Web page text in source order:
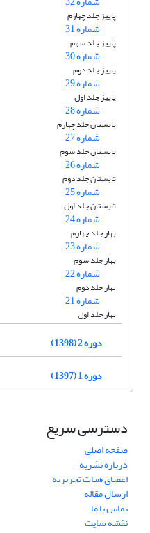
پاییز جلد چهارم
شماره 31
پاییز جلد سوم
شماره 30
پاییز جلد دوم
شماره 29
پاییز جلد اول
شماره 28
تابستان جلد چهارم
شماره 27
تابستان جلد سوم
شماره 26
تابستان جلد دوم
شماره 25
تابستان جلد اول
شماره 24
بهار جلد چهارم
شماره 23
بهار جلد سوم
شماره 22
بهار جلد دوم
شماره 21
بهار جلد اول
دوره 2 (1398)
دوره 1 (1397)
دسترسی سریع
صفحه اصلی
درباره نشریه
اعضای هیات تحریریه
ارسال مقاله
تماس با ما
نقشه سایت